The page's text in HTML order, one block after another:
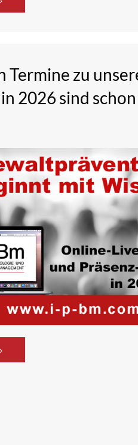
Termine zu
2026 sind